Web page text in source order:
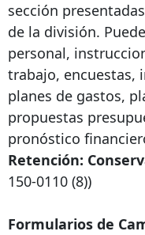
sección
de la división.
personal,
trabajo, encuestas,
planes de gastos,
propuestas
pronóstico
Retención:
150-0110 (8))
Formularios de